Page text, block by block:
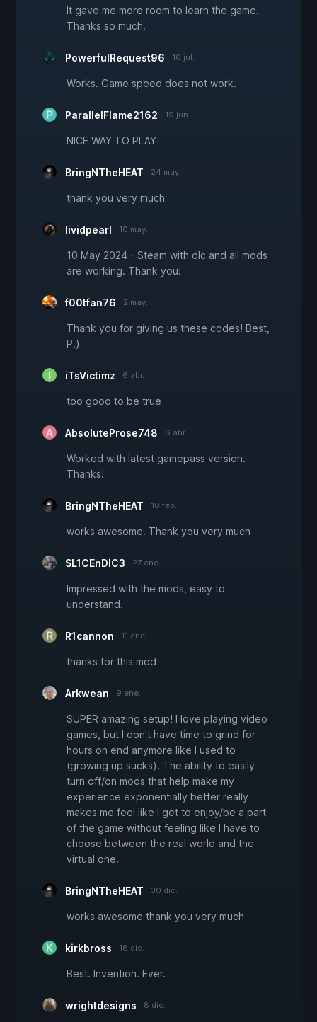
It gave me more room to learn the game.
Thanks so much.
PowerfulRequest96 16 jul.
Works. Game speed does not work.
ParallelFlame2162 19 jun.
NICE WAY TO PLAY
BringNTheHEAT 24 may.
thank you very much
lividpearl 10 may.
10 May 2024 - Steam with dlc and all mods
are working. Thank you!
f00tfan76 2 may.
Thank you for giving us these codes! Best,
P.)
iTsVictimz 6 abr.
too good to be true
AbsoluteProse748 6 abr.
Worked with latest gamepass version.
Thanks!
BringNTheHEAT 10 feb.
works awesome. Thank you very much
SL1CEnDIC3 27 ene.
Impressed with the mods, easy to
understand.
R1cannon 11 ene.
thanks for this mod
Arkwean 9 ene.
SUPER amazing setup! I love playing video
games, but I don't have time to grind for
hours on end anymore like I used to
(growing up sucks). The ability to easily
turn off/on mods that help make my
experience exponentially better really
makes me feel like I get to enjoy/be a part
of the game without feeling like I have to
choose between the real world and the
virtual one.
BringNTheHEAT 30 dic.
works awesome thank you very much
kirkbross 18 dic.
Best. Invention. Ever.
wrightdesigns 8 dic.